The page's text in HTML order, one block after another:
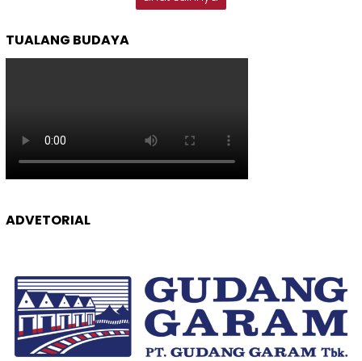
TUALANG BUDAYA
ADVETORIAL